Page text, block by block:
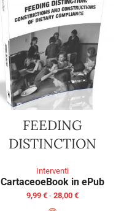
FEEDING
DISTINCTION
Interventi
CartaceoeBook in ePub
9,99 € - 28,00 €